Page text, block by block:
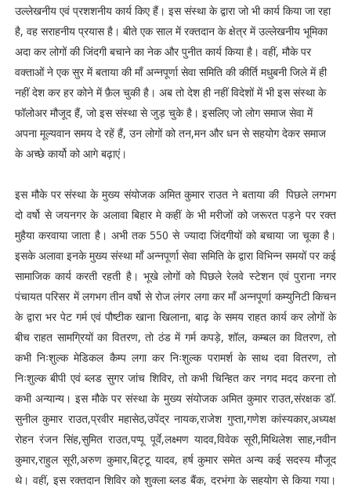
उल्लेखनीय एवं प्रशशनीय कार्य किए हैं। इस संस्था के द्वारा जो भी कार्य किया जा रहा
है, वह सराहनीय प्रयास है। बीते एक साल में रक्तदान के क्षेत्र में उल्लेखनीय भूमिका
अदा कर लोगों की जिंदगी बचाने का नेक और पुनीत कार्य किया है। वहीं, मौके पर
वक्ताओं ने एक सुर में बताया की माँ अन्नपूर्णा सेवा समिति की कीर्ति मधुबनी जिले में ही
नहीं देश कर हर कोने में फ़ैल चुकी है। अब तो देश ही नहीं विदेशों में भी इस संस्था के
फॉलोअर मौजूद हैं, जो इस संस्था से जुड़ चुके है। इसलिए जो लोग समाज सेवा में
अपना मूल्यवान समय दे रहें हैं, उन लोगों को तन,मन और धन से सहयोग देकर समाज
के अच्छे कार्यो को आगे बढ़ाएं।
इस मौके पर संस्था के मुख्य संयोजक अमित कुमार राउत ने बताया की पिछले लगभग
दो वर्षो से जयनगर के अलावा बिहार मे कहीं के भी मरीजों को जरूरत पड़ने पर रक्त
मुहैया करवाया जाता है। अभी तक 550 से ज्यादा जिंदगीयों को बचाया जा चूका है।
इसके अलावा इनके मुख्य संस्था माँ अन्नपूर्णा सेवा समिति के द्वारा विभिन्न समयों पर कई
सामाजिक कार्य करती रहती है। भूखे लोगों को पिछले रेलवे स्टेशन एवं पुराना नगर
पंचायत परिसर में लगभग तीन वर्षो से रोज लंगर लगा कर माँ अन्नपूर्णा कम्युनिटी किचन
के द्वारा भर पेट गर्म एवं पौष्टीक खाना खिलाना, बाढ़ के समय राहत कार्य कर लोगों के
बीच राहत सामग्रियों का वितरण, तो ठंड में गर्म कपड़े, शॉल, कम्बल का वितरण, तो
कभी निःशुल्क मेडिकल कैम्प लगा कर निःशुल्क परामर्श के साथ दवा वितरण, तो
निःशुल्क बीपी एवं ब्लड सुगर जांच शिविर, तो कभी चिन्हित कर नगद मदद करना तो
कभी अन्यान्य। इस मौके पर संस्था के मुख्य संयोजक अमित कुमार राउत,संरक्षक डॉ.
सुनील कुमार राउत,प्रवीर महासेठ,उपेंद्र नायक,राजेश गुप्ता,गणेश कांस्यकार,अध्यक्ष
रोहन रंजन सिंह,सुमित राउत,पप्पू पूर्वे,लक्ष्मण यादव,विवेक सूरी,मिथिलेश साह,नवीन
कुमार,राहुल सूरी,अरुण कुमार,बिट्टू यादव, हर्ष कुमार समेत अन्य कई सदस्य मौजूद
थे। वहीं, इस रक्तदान शिविर को शुक्ला ब्लड बैंक, दरभंगा के सहयोग से किया गया।